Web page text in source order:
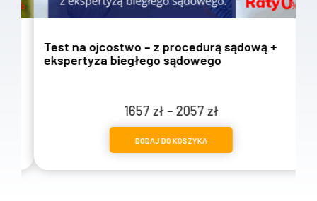
Test na ojcostwo – z procedurą sądową +
ekspertyza biegłego sądowego
1657zł –2057zł Zakres
cen:
od
DODAJ DO KOSZYKA